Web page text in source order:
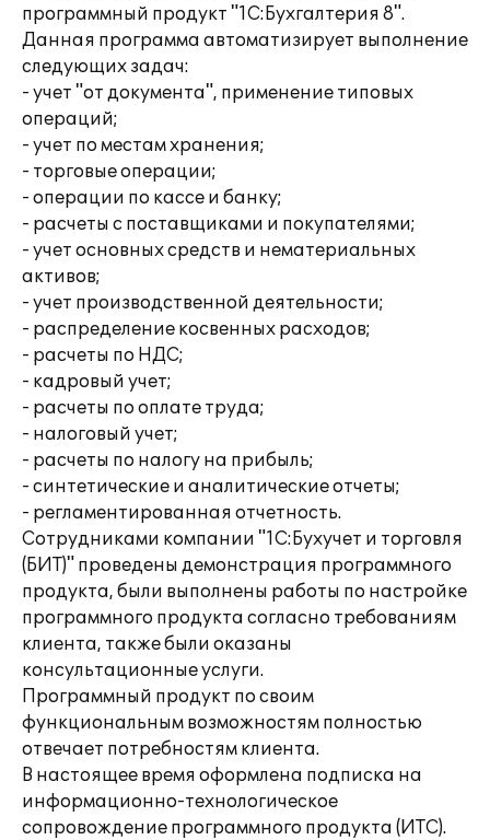
программный продукт "1С:Бухгалтерия 8".
Данная программа автоматизирует выполнение
следующих задач:
- учет "от документа", применение типовых
операций;
- учет по местам хранения;
- торговые операции;
- операции по кассе и банку;
- расчеты с поставщиками и покупателями;
- учет основных средств и нематериальных
активов;
- учет производственной деятельности;
- распределение косвенных расходов;
- расчеты по НДС;
- кадровый учет;
- расчеты по оплате труда;
- налоговый учет;
- расчеты по налогу на прибыль;
- синтетические и аналитические отчеты;
- регламентированная отчетность.
Сотрудниками компании "1С:Бухучет и торговля
(БИТ)" проведены демонстрация программного
продукта, были выполнены работы по настройке
программного продукта согласно требованиям
клиента, также были оказаны
консультационные услуги.
Программный продукт по своим
функциональным возможностям полностью
отвечает потребностям клиента.
В настоящее время оформлена подписка на
информационно-технологическое
сопровождение программного продукта (ИТС).